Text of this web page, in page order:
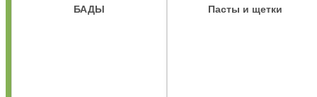
БАДЫ Пасты и щетки